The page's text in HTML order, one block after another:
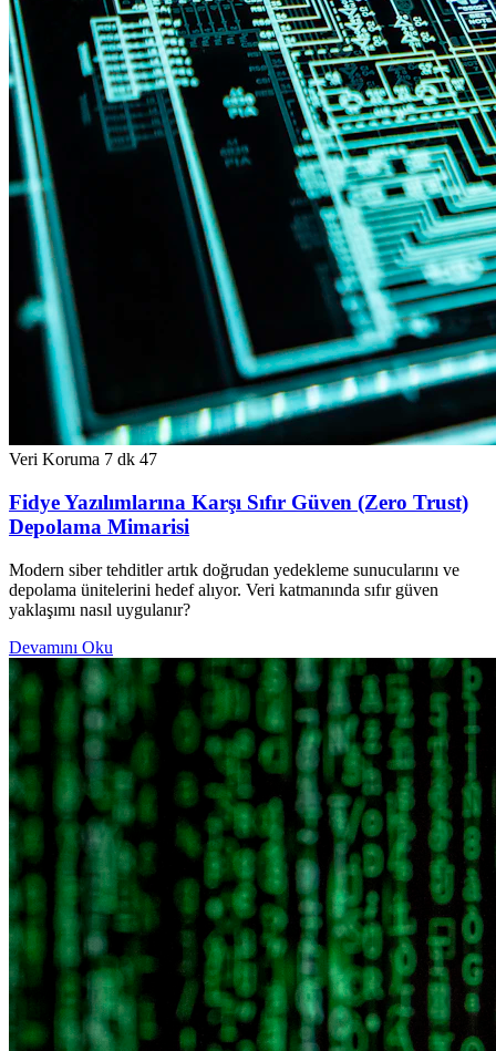
Veri Koruma 7 dk 47
Fidye Yazılımlarına Karşı Sıfır Güven (Zero Trust)
Depolama Mimarisi
Modern siber tehditler artık doğrudan yedekleme sunucularını ve
depolama ünitelerini hedef alıyor. Veri katmanında sıfır güven
yaklaşımı nasıl uygulanır?
Devamını Oku